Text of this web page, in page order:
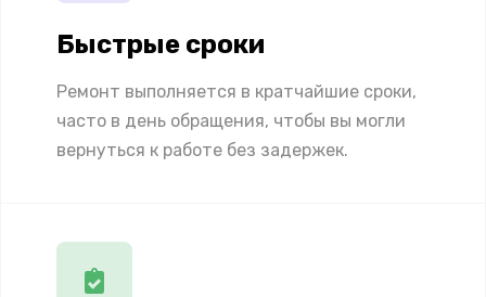
Быстрые сроки
Ремонт выполняется в кратчайшие сроки,
часто в день обращения, чтобы вы могли
вернуться к работе без задержек.